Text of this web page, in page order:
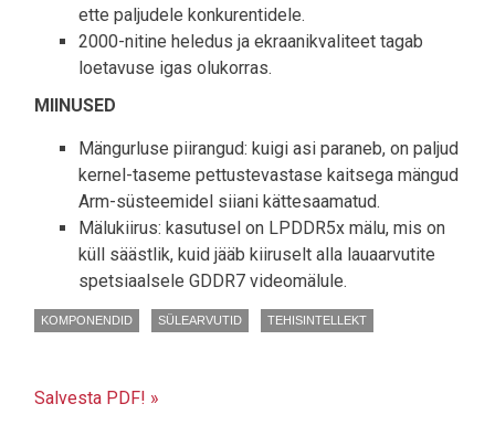
ette paljudele konkurentidele.
2000-nitine heledus ja ekraanikvaliteet tagab
loetavuse igas olukorras.
MIINUSED
Mängurluse piirangud: kuigi asi paraneb, on paljud
kernel-taseme pettustevastase kaitsega mängud
Arm-süsteemidel siiani kättesaamatud.
Mälukiirus: kasutusel on LPDDR5x mälu, mis on
küll säästlik, kuid jääb kiiruselt alla lauaarvutite
spetsiaalsele GDDR7 videomälule.
KOMPONENDID SÜLEARVUTID TEHISINTELLEKT
Salvesta PDF! »